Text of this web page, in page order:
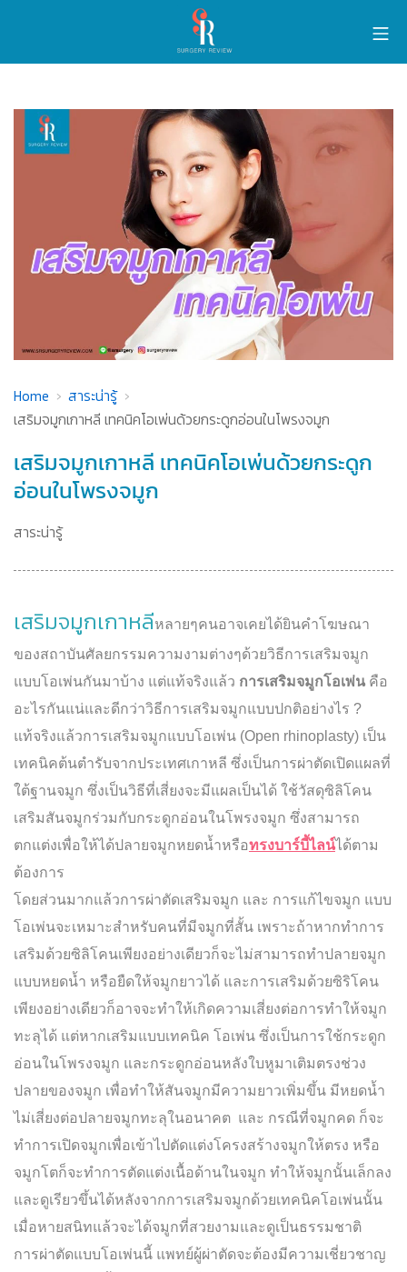
Home
สาระน่ารู้
เสริมจมูกเกาหลี เทคนิคโอเพ่นด้วยกระดูกอ่อนในโพรงจมูก
เสริมจมูกเกาหลี เทคนิคโอเพ่นด้วยกระดูก
อ่อนในโพรงจมูก
สาระน่ารู้
เสริมจมูกเกาหลีหลายๆคนอาจเคยได้ยินคำโฆษณา
ของสถาบันศัลยกรรมความงามต่างๆด้วยวิธีการเสริมจมูก
แบบโอเพ่นกันมาบ้าง แต่แท้จริงแล้ว การเสริมจมูกโอเพ่น คือ
อะไรกันแน่และดีกว่าวิธีการเสริมจมูกแบบปกติอย่างไร ?
แท้จริงแล้วการเสริมจมูกแบบโอเพ่น (Open rhinoplasty) เป็น
เทคนิคต้นตำรับจากประเทศเกาหลี ซึ่งเป็นการผ่าตัดเปิดแผลที่
ใต้ฐานจมูก ซึ่งเป็นวิธีที่เสี่ยงจะมีแผลเป็นได้ ใช้วัสดุซิลิโคน
เสริมสันจมูกร่วมกับกระดูกอ่อนในโพรงจมูก ซึ่งสามารถ
ตกแต่งเพื่อให้ได้ปลายจมูกหยดน้ำหรือทรงบาร์บี้ไลน์ได้ตาม
ต้องการ
โดยส่วนมากแล้วการผ่าตัดเสริมจมูก และ การแก้ไขจมูก แบบ
โอเพ่นจะเหมาะสำหรับคนที่มีจมูกที่สั้น เพราะถ้าหากทำการ
เสริมด้วยซิลิโคนเพียงอย่างเดียวก็จะไม่สามารถทำปลายจมูก
แบบหยดน้ำ หรือยืดให้จมูกยาวได้ และการเสริมด้วยซิริโคน
เพียงอย่างเดียวก็อาจจะทำให้เกิดความเสี่ยงต่อการทำให้จมูก
ทะลุได้ แต่หากเสริมแบบเทคนิค โอเพ่น ซึ่งเป็นการใช้กระดูก
อ่อนในโพรงจมูก และกระดูกอ่อนหลังใบหูมาเติมตรงช่วง
ปลายของจมูก เพื่อทำให้สันจมูกมีความยาวเพิ่มขึ้น มีหยดน้ำ
ไม่เสี่ยงต่อปลายจมูกทะลุในอนาคต และ กรณีที่จมูกคด ก็จะ
ทำการเปิดจมูกเพื่อเข้าไปตัดแต่งโครงสร้างจมูกให้ตรง หรือ
จมูกโตก็จะทำการตัดแต่งเนื้อด้านในจมูก ทำให้จมูกนั้นเล็กลง
และดูเรียวขึ้นได้หลังจากการเสริมจมูกด้วยเทคนิคโอเพ่นนั้น
เมื่อหายสนิทแล้วจะได้จมูกที่สวยงามและดูเป็นธรรมชาติ
การผ่าตัดแบบโอเพ่นนี้ แพทย์ผู้ผ่าตัดจะต้องมีความเชี่ยวชาญ